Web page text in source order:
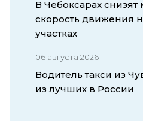
В Чебоксарах
скорость движения
участках
06 августа 2026
Водитель такси из
из лучших в России